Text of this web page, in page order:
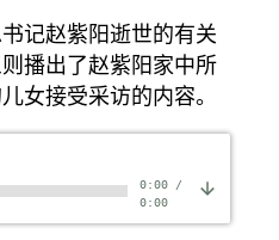
记赵紫阳逝世的有关
播出了赵紫阳家中所
女接受采访的内容。
0:00/
0:00